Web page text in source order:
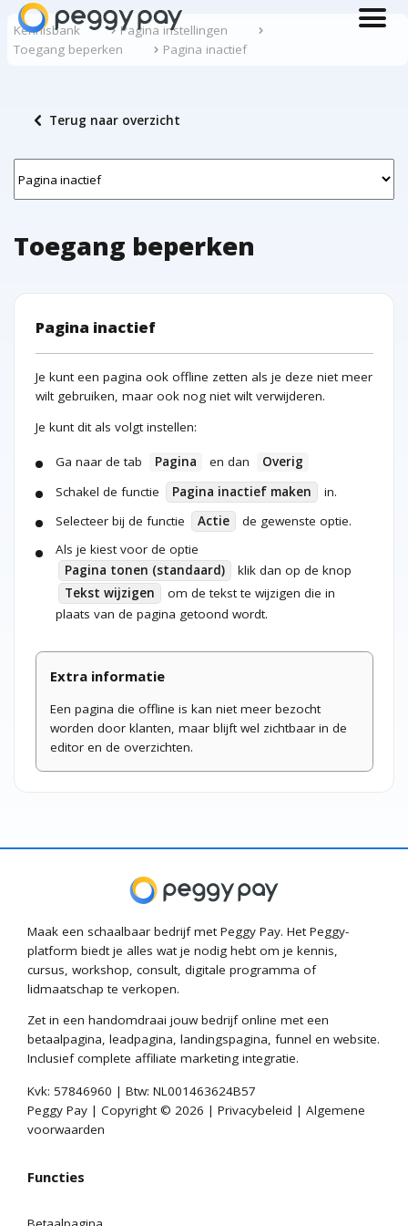
menu
Kennisbank
Pagina instellingen
Toegang beperken
Pagina inactief
chevron_left Terug naar overzicht
Toegang beperken
Pagina inactief
Je kunt een pagina ook offline zetten als je deze niet meer
wilt gebruiken, maar ook nog niet wilt verwijderen.
Je kunt dit als volgt instellen:
Ga naar de tab Pagina en dan
Overig
Schakel de functie
Pagina inactief maken
in.
Selecteer bij de functie
Actie
de gewenste optie.
Als je kiest voor de optie
Pagina tonen (standaard)
klik dan op de knop
Tekst wijzigen
om de tekst te wijzigen die in
plaats van de pagina getoond wordt.
Extra informatie
Een pagina die offline is kan niet meer bezocht
worden door klanten, maar blijft wel zichtbaar in de
editor en de overzichten.
Maak een schaalbaar bedrijf met Peggy Pay. Het Peggy-
platform biedt je alles wat je nodig hebt om je kennis,
cursus, workshop, consult, digitale programma of
lidmaatschap te verkopen.
Zet in een handomdraai jouw bedrijf online met een
betaalpagina, leadpagina, landingspagina, funnel en website.
Inclusief complete affiliate marketing integratie.
Kvk: 57846960 | Btw: NL001463624B57
Peggy Pay | Copyright © 2026 | Privacybeleid | Algemene
voorwaarden
Functies